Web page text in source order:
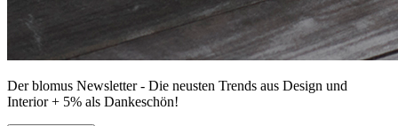
Der blomus Newsletter - Die neusten Trends aus Design und
Interior + 5% als Dankeschön!